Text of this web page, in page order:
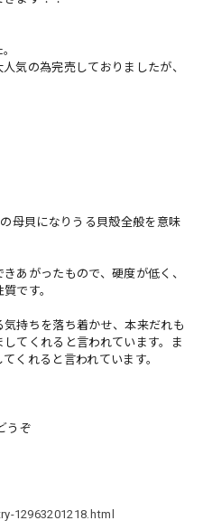
気の為完売しておりましたが、
母貝になりうる貝殻全般を意味
あがったもので、硬度が低く、
です。
持ちを落ち着かせ、本来だれも
てくれると言われています。ま
くれると言われています。
うぞ
12963201218.html